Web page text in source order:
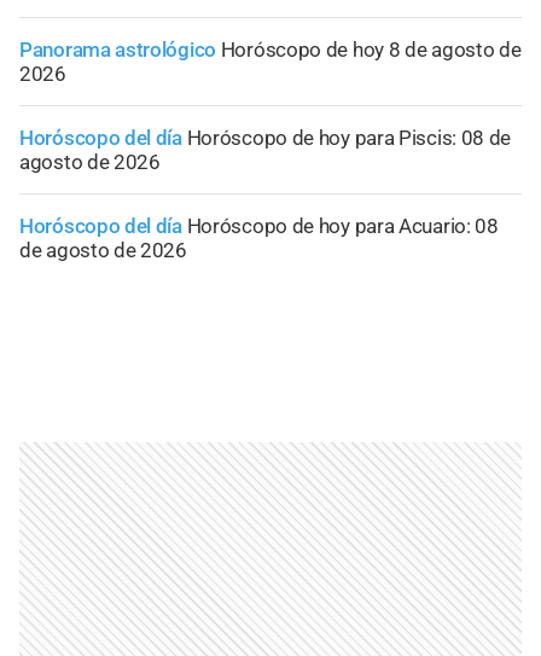
Panorama astrológico Horóscopo de hoy 8 de agosto de
2026
Horóscopo del día Horóscopo de hoy para Piscis: 08 de
agosto de 2026
Horóscopo del día Horóscopo de hoy para Acuario: 08
de agosto de 2026